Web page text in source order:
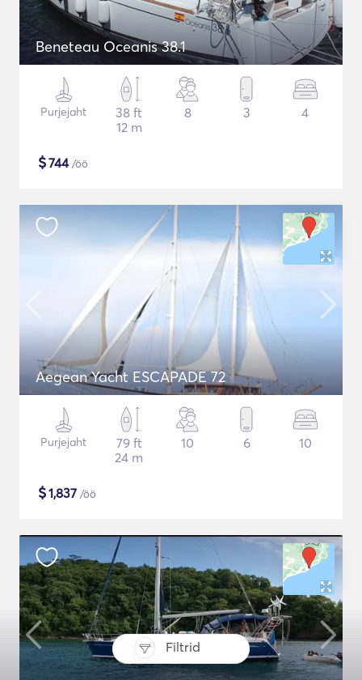
Filtrid
Beneteau Oceanis 38.1
Purjejaht
38 ft
12 m
8 3 4
$744/öö
Aegean Yacht ESCAPADE 72
Purjejaht
79 ft
24 m
10 6 10
$1,837 /öö